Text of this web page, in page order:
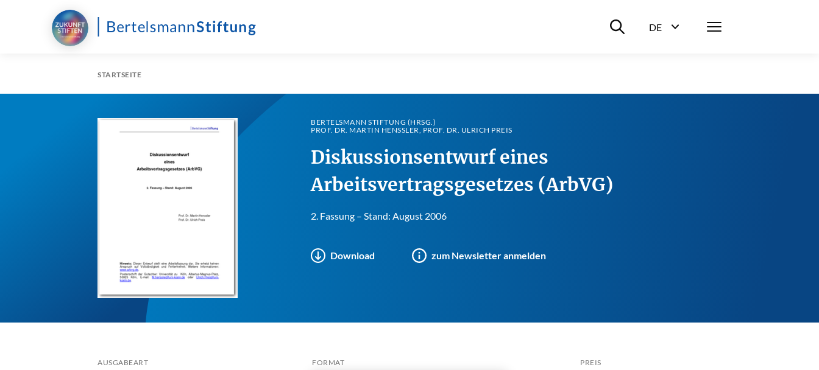
Suche ein-/ausblenden
DE
Menü
STARTSEITE
BERTELSMANN STIFTUNG (HRSG.)
PROF. DR. MARTIN HENSSLER, PROF. DR. ULRICH PREIS
Diskussionsentwurf eines
Arbeitsvertragsgesetzes (ArbVG)
2. Fassung – Stand: August 2006
Download zum Newsletter anmelden
AUSGABEART FORMAT PREIS